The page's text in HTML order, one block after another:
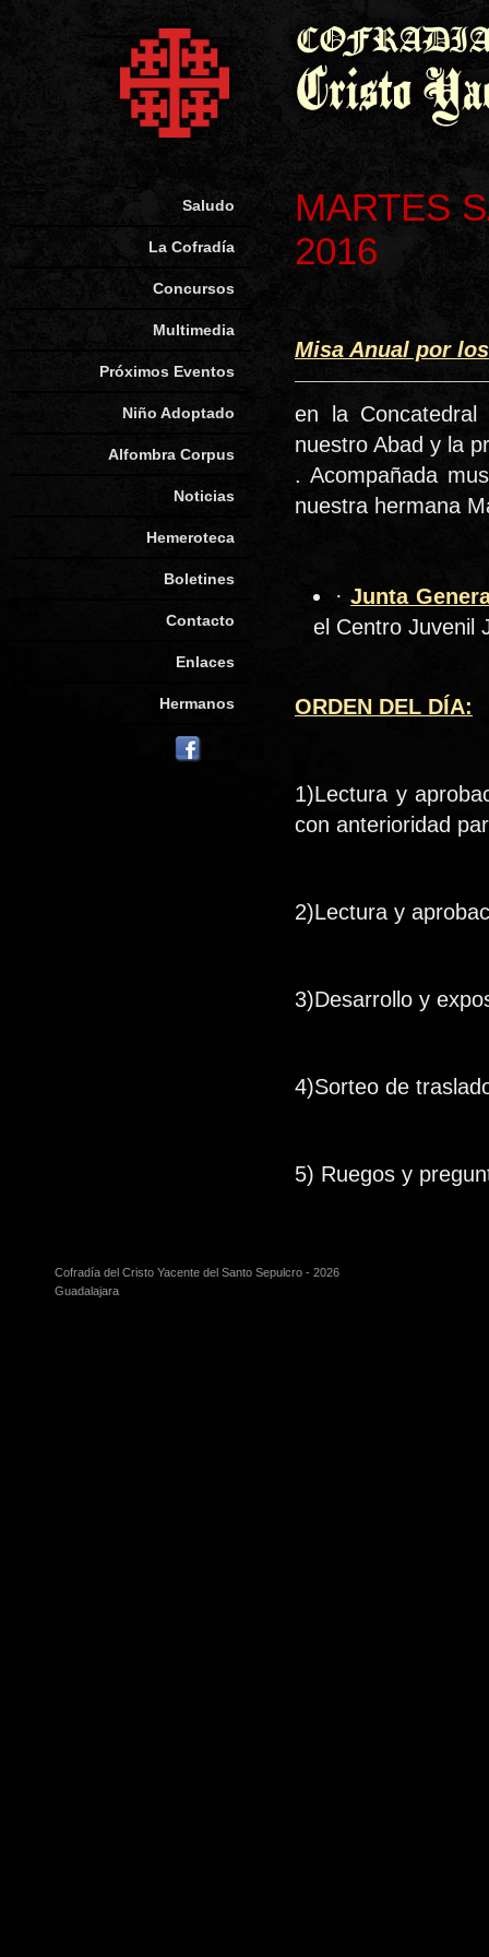
MARTES
2016
Misa Anual por
en la
nuestro Abad y la
. Acompañada
nuestra hermana
·Junta
el Centro Juvenil
ORDEN DEL DÍA:
1)Lectura y
con anterioridad
2)Lectura y
3)Desarrollo y
4)Sorteo de
5) Ruegos y
Saludo
La Cofradía
Concursos
Multimedia
Próximos Eventos
Niño Adoptado
Alfombra Corpus
Noticias
Hemeroteca
Boletines
Contacto
Enlaces
Hermanos
Cofradía del Cristo Yacente del Santo Sepulcro - 2026
Guadalajara